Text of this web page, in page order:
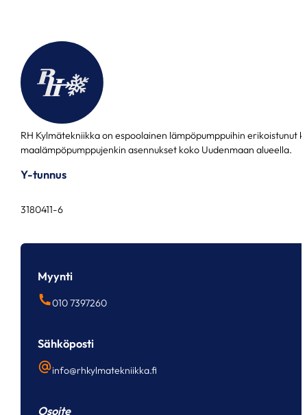
RH Kylmätekniikka on espoolainen lämpöpumppuihin
maalämpöpumppujenkin asennukset koko Uudenmaan alueella.
Y-tunnus
3180411-6
Myynti
010 7397260
Sähköposti
info@rhkylmatekniikka.fi
Osoite